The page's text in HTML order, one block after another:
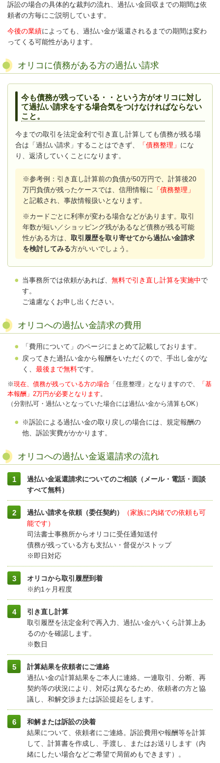
訴訟の場合の具体的な裁判の流れ、過払い金回収までの期間は依
頼者の方毎にご説明しています。
今後の業績によっても、過払い金が返還されるまでの期間は変わ
ってくる可能性があります。
オリコに債務がある方の過払い請求
今も債務が残っている・・という方がオリコに対し
て過払い請求をする場合気をつけなければならない
こと。
今までの取引を法定金利で引き直し計算しても債務が残る場
合は「過払い請求」することはできず、
「債務整理」 にな
り、返済していくことになります。
※参考例 ： 引き直し計算前の負債が50万円で、計算後20
万円負債が残ったケースでは、信用情報に 「債務整理」
と記載され、事故情報扱いとなります。
※カードごとに利率が変わる場合などがあります。取引
年数が短い／ショッピング残があるなど債務が残る可能
性がある方は、 取引履歴を取り寄せてから過払い金請求
を検討してみる方がいいでしょう。
当事務所では依頼があれば、 無料で引き直し計算を実施中で
す。
ご遠慮なくお申し出ください。
オリコへの過払い金請求の費用
「費用について」のページにまとめて記載しております。
戻ってきた過払い金から報酬をいただくので、手出し金がな
く、 最後まで無料です。
※現在、債務が残っている方の場合 「任意整理」となりますので、
「基
本報酬」2万円が必要となります。
（分割払可・過払いとなっていた場合には過払い金から清算もOK）
※訴訟による過払い金の取り戻しの場合には、規定報酬の
他、訴訟実費がかかります。
オリコへの過払い金返還請求の流れ
過払い金返還請求についてのご相談（メール・電話・面談
すべて無料）
過払い請求を依頼（委任契約）
（家族に内緒での依頼も可
能です）
司法書士事務所からオリコに受任通知送付
債務が残っている方も支払い・督促がストップ
※即日対応
オリコから取引履歴到着
※約1ヶ月程度
引き直し計算
取引履歴を法定金利で再入力、過払い金がいくら計算上あ
るのかを確認します。
※数日
計算結果を依頼者にご連絡
過払い金の計算結果をご本人に連絡。一連取引、分断、再
契約等の状況により、対応は異なるため、依頼者の方と協
議し、和解交渉または訴訟提起をします。
和解または訴訟の決着
結果について、依頼者にご連絡。訴訟費用や報酬等を計算
して、計算書を作成し、手渡し、またはお送りします（内
緒にしたい場合などご希望で局留めもできます）。